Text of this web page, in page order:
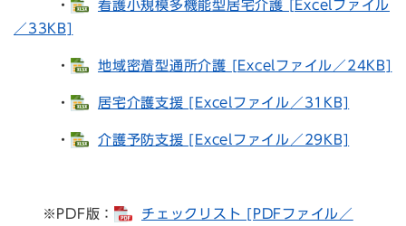
・
看護小規模多機能型居宅介護 [Excelファイル
／33KB]
・ 地域密着型通所介護 [Excelファイル／24KB]
・ 居宅介護支援 [Excelファイル／31KB]
・ 介護予防支援 [Excelファイル／29KB]
※PDF版：
チェックリスト [PDFファイル／